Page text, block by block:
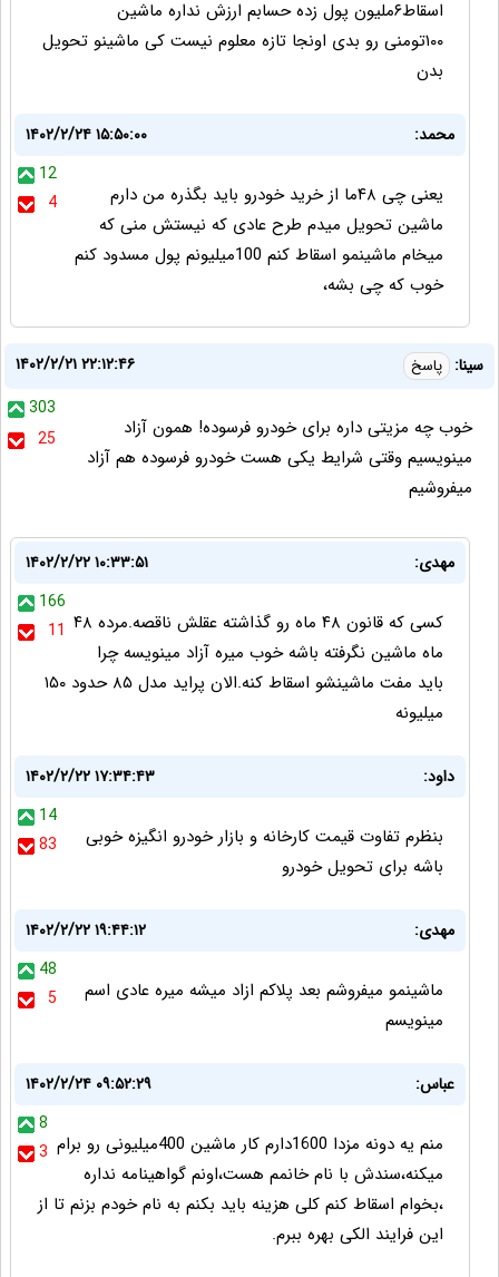
اسقاط۶ملیون پول زده حسابم ارزش نداره ماشین
۱۰۰تومنی رو بدی اونجا تازه معلوم نیست کی ماشینو تحویل
بدن
محمد:
۱۴۰۲/۲/۲۴ ۱۵:۵۰:۰۰
12
4
یعنی چی ۴۸ما از خرید خودرو باید بگذره من دارم
ماشین تحویل میدم طرح عادی که نیستش منی که
میخام ماشینمو اسقاط کنم 100میلیونم پول مسدود کنم
خوب که چی بشه،
سینا: پاسخ
۱۴۰۲/۲/۲۱ ۲۲:۱۲:۴۶
303
25
خوب چه مزیتی داره برای خودرو فرسوده! همون آزاد
مینویسیم وقتی شرایط یکی هست خودرو فرسوده هم آزاد
میفروشیم
مهدی:
۱۴۰۲/۲/۲۲ ۱۰:۳۳:۵۱
166
11 کسی که قانون ۴۸ ماه رو گذاشته عقلش ناقصه.مرده ۴۸
ماه ماشین نگرفته باشه خوب میره آزاد مینویسه چرا
باید مفت ماشینشو اسقاط کنه.الان پراید مدل ۸۵ حدود ۱۵۰
میلیونه
داود:
۱۴۰۲/۲/۲۲ ۱۷:۳۴:۴۳
14
83
بنظرم تفاوت قیمت کارخانه و بازار خودرو انگیزه خوبی
باشه برای تحویل خودرو
مهدی:
۱۴۰۲/۲/۲۲ ۱۹:۴۴:۱۲
48
5
ماشینمو میفروشم بعد پلاکم ازاد میشه میره عادی اسم
مینویسم
عباس:
۱۴۰۲/۲/۲۴ ۰۹:۵۲:۲۹
8
3 منم یه دونه مزدا 1600دارم کار ماشین 400میلیونی رو برام
میکنه،سندش با نام خانمم هست،اونم گواهینامه نداره
،بخوام اسقاط کنم کلی هزینه باید بکنم به نام خودم بزنم تا از
این فرایند الکی بهره ببرم.